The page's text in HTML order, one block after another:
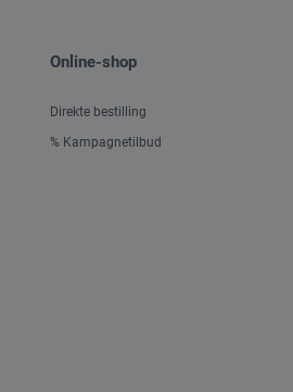
Online-shop
Direkte bestilling
% Kampagnetilbud